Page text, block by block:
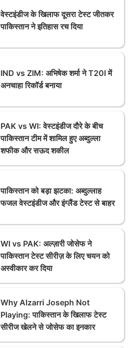
वेस्टइंडीज के खिलाफ दूसरा टेस्ट जीतकर
पाकिस्तान ने इतिहास रच दिया
IND vs ZIM: अभिषेक शर्मा ने T20I में
अनचाहा रिकॉर्ड बनाया
PAK vs WI: वेस्टइंडीज दौरे के बीच
पाकिस्तान टीम में शामिल हुए अब्दुल्ला
शफीक और सऊद शकील
पाकिस्तान को बड़ा झटका: अब्दुल्लाह
फजल वेस्टइंडीज और इंग्लैंड टेस्ट से बाहर
WI vs PAK: अल्ज़ारी जोसेफ ने
पाकिस्तान टेस्ट सीरीज़ के लिए चयन को
अस्वीकार कर दिया
Why Alzarri Joseph Not
Playing: पाकिस्तान के खिलाफ टेस्ट
सीरीज खेलने से जोसेफ का इनकार